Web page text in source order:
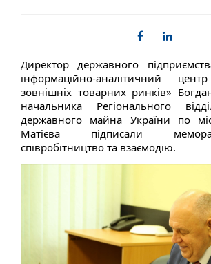
Директор державного
інформаційно-аналітичний
зовнішніх товарних ринків»
начальника Регіонального
державного майна України по
Матієва підписали
співробітництво та взаємодію.